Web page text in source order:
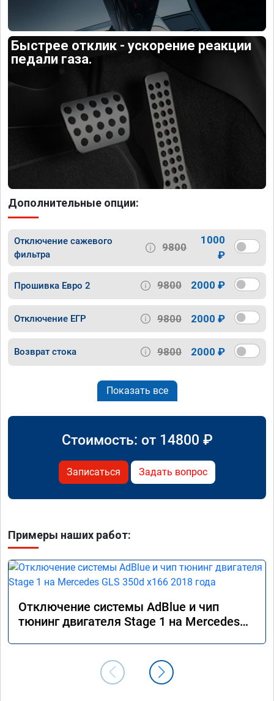
Быстрее отклик - ускорение реакции
педали газа.
Дополнительные опции:
Отключение сажевого
фильтра
9800
1000
₽
Прошивка Евро 2 9800 2000 ₽
Отключение ЕГР 9800 2000 ₽
Возврат стока 9800 2000 ₽
Показать все
Стоимость: от 14800 ₽
Записаться Задать вопрос
Примеры наших работ:
Отключение системы AdBlue и чип
тюнинг двигателя Stage 1 на Mercedes